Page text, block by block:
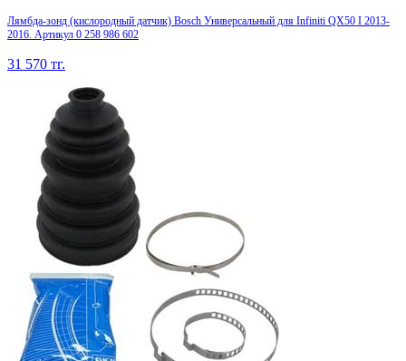
Лямбда-зонд (кислородный датчик) Bosch Универсальный для Infiniti QX50 I 2013-
2016. Артикул 0 258 986 602
31 570 тг.